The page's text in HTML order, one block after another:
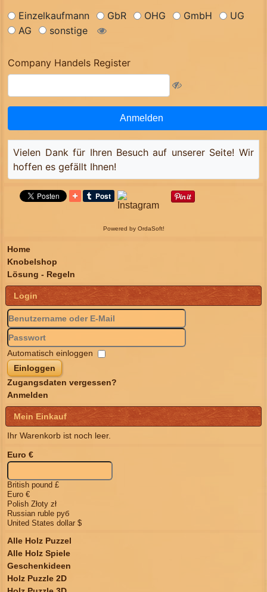
Einzelkaufmann
GbR OHG GmbH
UG
AG
sonstige
Company Handels Register
Anmelden
Vielen Dank für Ihren Besuch auf unserer Seite! Wir
hoffen es gefällt Ihnen!
Powered by OrdaSoft!
Home
Knobelshop
Lösung - Regeln
Login
Automatisch einloggen
Einloggen
Zugangsdaten vergessen?
Anmelden
Mein Einkauf
Ihr Warenkorb ist noch leer.
Euro €
British pound £
Euro €
Polish Złoty zł
Russian ruble руб
United States dollar $
Alle Holz Puzzel
Alle Holz Spiele
Geschenkideen
Holz Puzzle 2D